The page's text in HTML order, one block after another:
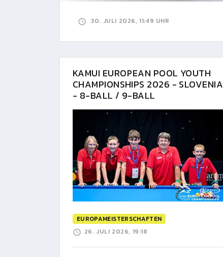
30. JULI 2026, 11:49 UHR
KAMUI EUROPEAN POOL YOUTH
CHAMPIONSHIPS 2026 - SLOVENIA
- 8-BALL / 9-BALL
EUROPAMEISTERSCHAFTEN
26. JULI 2026, 19:18